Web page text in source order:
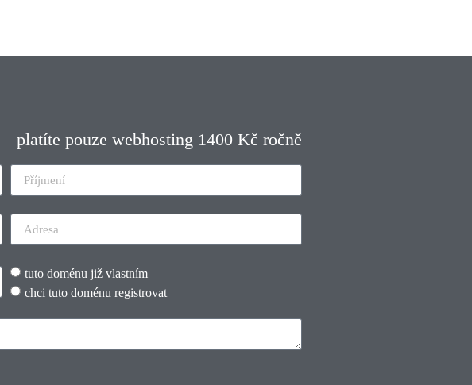
platíte pouze webhosting 1400 Kč ročně
tuto doménu již vlastním
chci tuto doménu registrovat